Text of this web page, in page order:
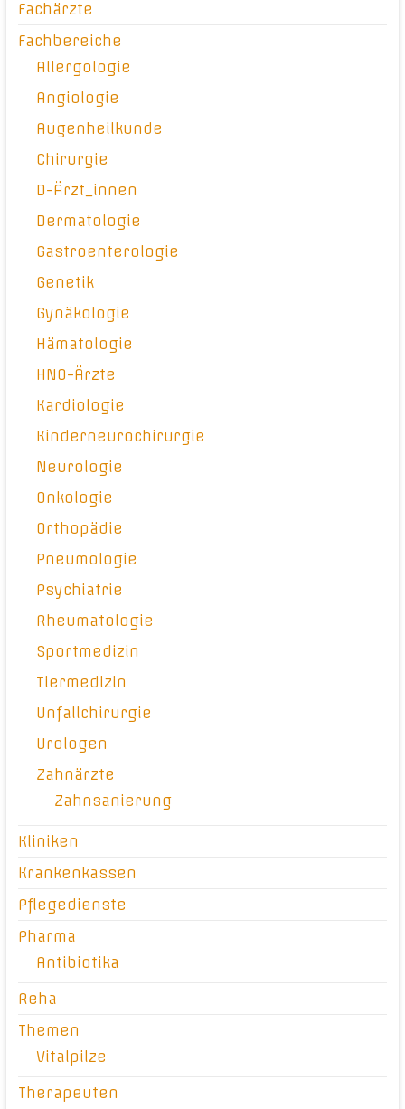
Fachärzte
Fachbereiche
Allergologie
Angiologie
Augenheilkunde
Chirurgie
D-Ärzt_innen
Dermatologie
Gastroenterologie
Genetik
Gynäkologie
Hämatologie
HNO-Ärzte
Kardiologie
Kinderneurochirurgie
Neurologie
Onkologie
Orthopädie
Pneumologie
Psychiatrie
Rheumatologie
Sportmedizin
Tiermedizin
Unfallchirurgie
Urologen
Zahnärzte
Zahnsanierung
Kliniken
Krankenkassen
Pflegedienste
Pharma
Antibiotika
Reha
Themen
Vitalpilze
Therapeuten